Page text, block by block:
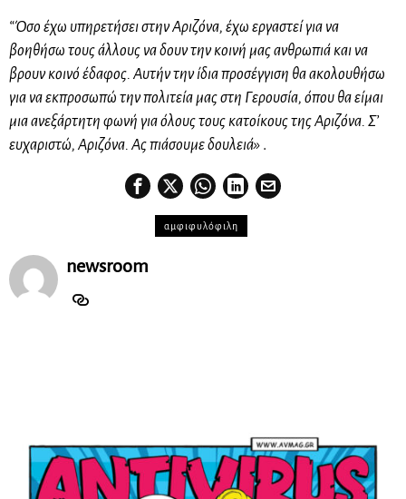
“Όσο έχω υπηρετήσει στην Αριζόνα, έχω εργαστεί για να
βοηθήσω τους άλλους να δουν την κοινή μας ανθρωπιά και να
βρουν κοινό έδαφος. Αυτήν την ίδια προσέγγιση θα ακολουθήσω
για να εκπροσωπώ την πολιτεία μας στη Γερουσία, όπου θα είμαι
μια ανεξάρτητη φωνή για όλους τους κατοίκους της Αριζόνα. Σ’
ευχαριστώ, Αριζόνα. Ας πιάσουμε δουλειά» .
αμφιφυλόφιλη
newsroom